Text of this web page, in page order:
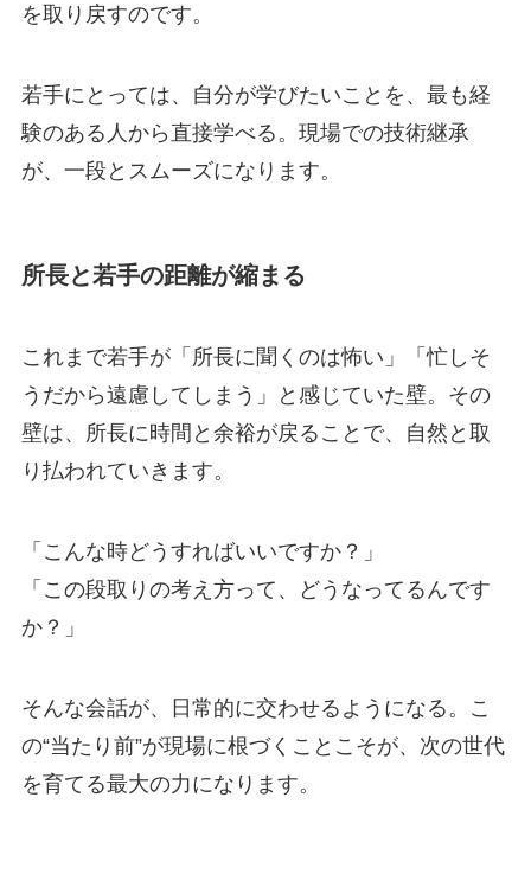
を取り戻すのです。
若手にとっては、自分が学びたいことを、最も経
験のある人から直接学べる。現場での技術継承
が、一段とスムーズになります。
所長と若手の距離が縮まる
これまで若手が「所長に聞くのは怖い」「忙しそ
うだから遠慮してしまう」と感じていた壁。その
壁は、所長に時間と余裕が戻ることで、自然と取
り払われていきます。
「こんな時どうすればいいですか？」
「この段取りの考え方って、どうなってるんです
か？」
そんな会話が、日常的に交わせるようになる。こ
の“当たり前”が現場に根づくことこそが、次の世代
を育てる最大の力になります。